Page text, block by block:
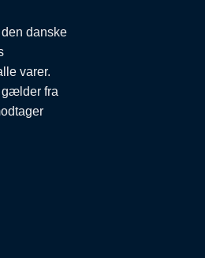
danske
varer.
gælder fra